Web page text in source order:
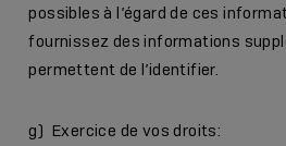
possibles à l’égard de ces
fournissez des informations
permettent de l’identifier.
g) Exercice de vos droits: